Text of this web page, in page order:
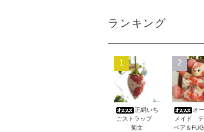
ランキング
1
正絹いち
ごストラップ
菊文
2
オ
メイド テ
ベア＆